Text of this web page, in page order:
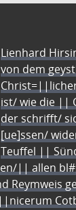
Lienhard
von dem
ist/ wie die ||
der schrifft/
[ue]ssen/
Teuffel ||
|| allen
Reymweis